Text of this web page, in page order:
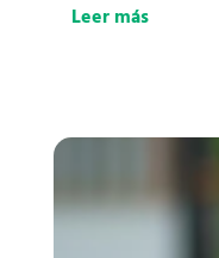
Leer más